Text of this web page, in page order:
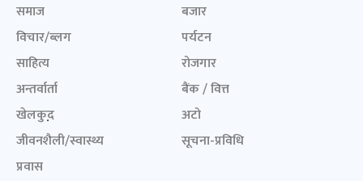
समाज
विचार/ब्लग
साहित्य
अन्तर्वार्ता
खेलकुद़़
जीवनशैली/स्वास्थ्य
प्रवास
बजार
पर्यटन
रोजगार
बैंक / वित्त
अटो
सूचना-प्रविधि